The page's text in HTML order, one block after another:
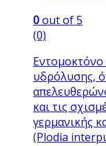
0out of 5
(0)
υδρόλυσης,
και τις
γερμανικής
(Plodia